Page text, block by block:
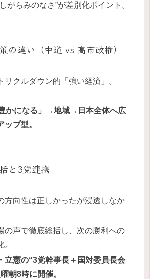
がらみのなさ”が差別化ポイント。
の違い（中道 vs 高市政権）
リクルダウン的「強い経済」。
豊かになる」→地域→日本全体へ広
ップ型。
と3党連携
方向性は正しかったが浸透しなか
の声で徹底総括し、次の勝利への
。
立憲の“3党幹事長＋国対委員長会
朝8時に開催。